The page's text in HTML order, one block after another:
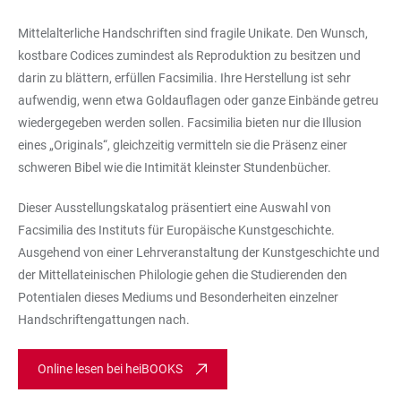
Mittelalterliche Handschriften sind fragile Unikate. Den Wunsch,
kostbare Codices zumindest als Reproduktion zu besitzen und
darin zu blättern, erfüllen Facsimilia. Ihre Herstellung ist sehr
aufwendig, wenn etwa Goldauflagen oder ganze Einbände getreu
wiedergegeben werden sollen. Facsimilia bieten nur die Illusion
eines „Originals“, gleichzeitig vermitteln sie die Präsenz einer
schweren Bibel wie die Intimität kleinster Stundenbücher.
Dieser Ausstellungskatalog präsentiert eine Auswahl von
Facsimilia des Instituts für Europäische Kunstgeschichte.
Ausgehend von einer Lehrveranstaltung der Kunstgeschichte und
der Mittellateinischen Philologie gehen die Studierenden den
Potentialen dieses Mediums und Besonderheiten einzelner
Handschriftengattungen nach.
Online lesen bei heiBOOKS